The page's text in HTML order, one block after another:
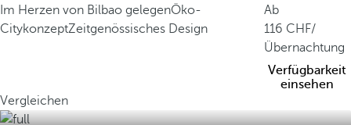
Im Herzen von Bilbao gelegenÖko-
CitykonzeptZeitgenössisches Design
Ab
116
/
Übernachtung
Verfügbarkeit
einsehen
Vergleichen